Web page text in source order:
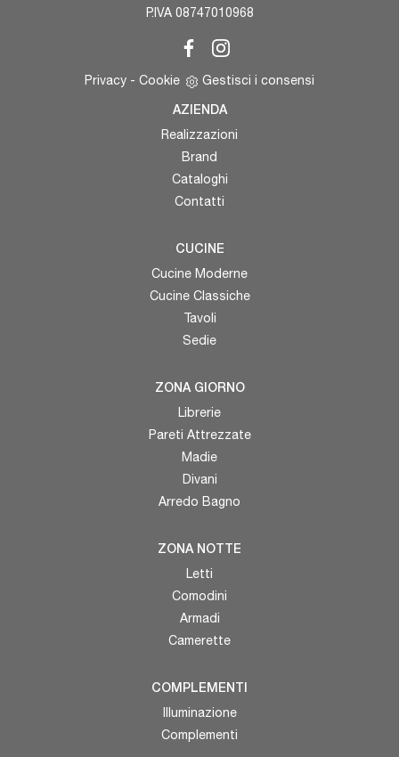
P.IVA 08747010968
Privacy - Cookie Gestisci i consensi
AZIENDA
Realizzazioni
Brand
Cataloghi
Contatti
CUCINE
Cucine Moderne
Cucine Classiche
Tavoli
Sedie
ZONA GIORNO
Librerie
Pareti Attrezzate
Madie
Divani
Arredo Bagno
ZONA NOTTE
Letti
Comodini
Armadi
Camerette
COMPLEMENTI
Illuminazione
Complementi